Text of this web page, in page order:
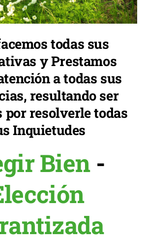
todas sus
y Prestamos
a todas sus
resultando ser
por resolverle todas
Inquietudes
Bien -